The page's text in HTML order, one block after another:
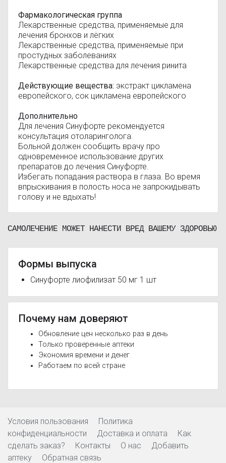
Фармакологическая группа
Лекарственные средства, применяемые для
лечения бронхов и лёгких
Лекарственные средства, применяемые при
простудных заболеваниях
Лекарственные средства для лечения ринита
Действующие вещества: экстракт цикламена
европейского, сок цикламена европейского
Дополнительно
Для лечения Синуфорте рекомендуется
консультация отоларинголога.
Больной должен сообщить врачу про
одновременное использование других
препаратов до лечения Синуфорте.
Избегать попадания раствора в глаза. Во время
впрыскивания в полость носа не запрокидывать
голову и не вдыхать!
САМОЛЕЧЕНИЕ МОЖЕТ НАНЕСТИ ВРЕД ВАШЕМУ ЗДОРОВЬЮ
Формы выпуска
Синуфорте лиофилизат 50 мг 1 шт
Почему нам доверяют
Обновление цен несколько раз в день
Только проверенные аптеки
Экономия времени и денег
Работаем по всей стране
Условия пользования
Политика
конфиденциальности
Доставка и оплата
Как
сделать заказ?
Контакты О нас
Добавить
аптеку
Обратная связь